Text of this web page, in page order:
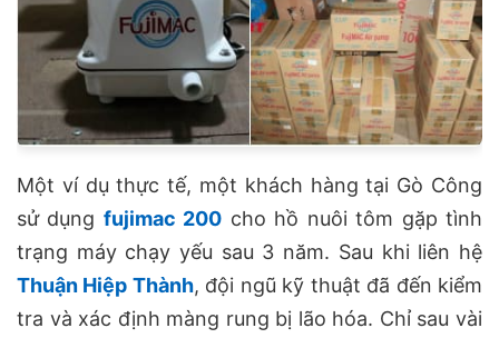
Một ví dụ thực tế, một khách hàng tại Gò Công
sử dụng fujimac 200 cho hồ nuôi tôm gặp tình
trạng máy chạy yếu sau 3 năm. Sau khi liên hệ
Thuận Hiệp Thành, đội ngũ kỹ thuật đã đến kiểm
tra và xác định màng rung bị lão hóa. Chỉ sau vài